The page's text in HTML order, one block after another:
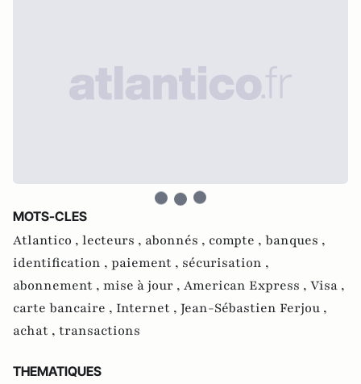
MOTS-CLES
Atlantico , lecteurs , abonnés , compte , banques ,
identification , paiement , sécurisation ,
abonnement , mise à jour , American Express , Visa ,
carte bancaire , Internet , Jean-Sébastien Ferjou ,
achat , transactions
THEMATIQUES